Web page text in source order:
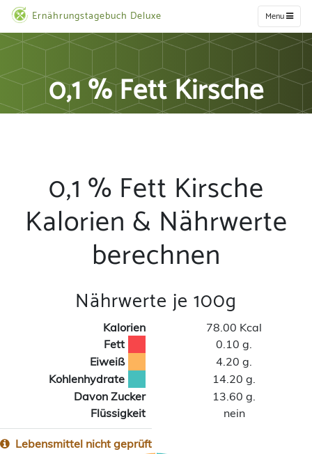
Ernährungstagebuch Deluxe Menu
0,1 % Fett Kirsche
0,1 % Fett Kirsche
Kalorien & Nährwerte
berechnen
Nährwerte je 100g
Kalorien
78.00 Kcal
Fett
0.10 g.
Eiweiß
4.20 g.
Kohlenhydrate
14.20 g.
Davon Zucker
13.60 g.
Flüssigkeit
nein
Lebensmittel nicht geprüft